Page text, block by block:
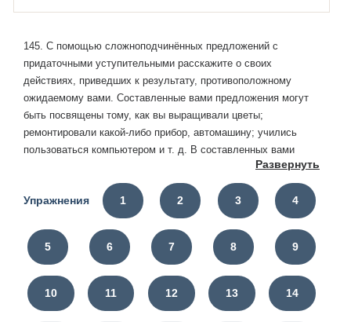
Развернуть
145. С помощью сложноподчинённых предложений с
придаточными уступительными расскажите о своих
действиях, приведших к результату, противоположному
ожидаемому вами. Составленные вами предложения могут
быть посвящены тому, как вы выращивали цветы;
ремонтировали какой-либо прибор, автомашину; учились
пользоваться компьютером и т. д. В составленных вами
предложениях поставьте вопрос от главного предложения к
придаточному. Заключите в овал союзы или союзные слова.
Союзные слова подчеркните как члены предложения.
Упражнения 1 2 3 4
5 6 7 8 9
10 11 12 13 14